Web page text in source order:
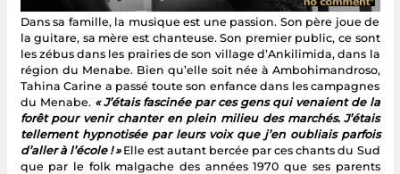
Dans sa famille, la musique est une passion. Son père joue de
la guitare, sa mère est chanteuse. Son premier public, ce sont
les zébus dans les prairies de son village d’Ankilimida, dans la
région du Menabe. Bien qu’elle soit née à Ambohimandroso,
Tahina Carine a passé toute son enfance dans les campagnes
du Menabe. « J’étais fascinée par ces gens qui venaient de la
forêt pour venir chanter en plein milieu des marchés. J’étais
tellement hypnotisée par leurs voix que j’en oubliais parfois
d’aller à l’école ! »Elle est autant bercée par ces chants du Sud
que par le folk malgache des années 1970 que ses parents